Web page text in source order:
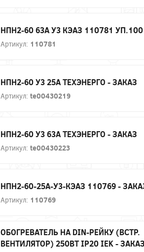
НПН2-60 63А У3 КЭАЗ 110781 УП.100
Артикул: 110781
НПН2-60 У3 25А ТЕХЭНЕРГО - ЗАКАЗ
Артикул: te00430219
НПН2-60 У3 63А ТЕХЭНЕРГО - ЗАКАЗ
Артикул: te00430223
НПН2-60-25А-У3-КЭАЗ 110769 -
Артикул: 110769
ОБОГРЕВАТЕЛЬ НА DIN-РЕЙКУ (ВСТР.
ВЕНТИЛЯТОР) 250ВТ IP20 IEK - ЗАКАЗ